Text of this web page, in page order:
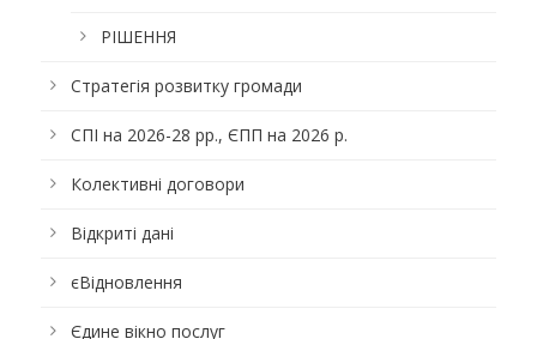
РІШЕННЯ
Стратегія розвитку громади
СПІ на 2026-28 рр., ЄПП на 2026 р.
Колективні договори
Відкриті дані
єВідновлення
Єдине вікно послуг